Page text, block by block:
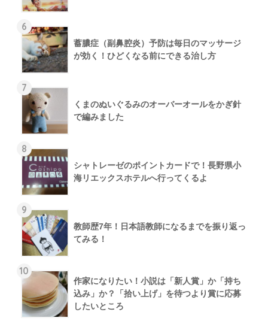
6
蓄膿症（副鼻腔炎）予防は毎日のマッサージ
が効く！ひどくなる前にできる治し方
7
くまのぬいぐるみのオーバーオールをかぎ針
で編みました
8
シャトレーゼのポイントカードで！長野県小
海リエックスホテルへ行ってくるよ
9
教師歴7年！日本語教師になるまでを振り返っ
てみる！
10
作家になりたい！小説は「新人賞」か「持ち
込み」か？「拾い上げ」を待つより賞に応募
したいところ